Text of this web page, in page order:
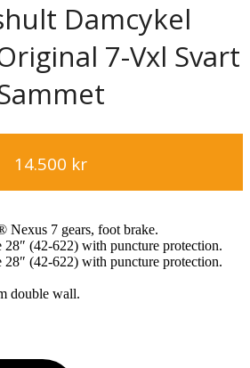
Damcykel
7-Vxl Svart
14.500 kr
Nexus 7 gears, foot brake.
28″ (42-622) with puncture protection.
28″ (42-622) with puncture protection.
double wall.